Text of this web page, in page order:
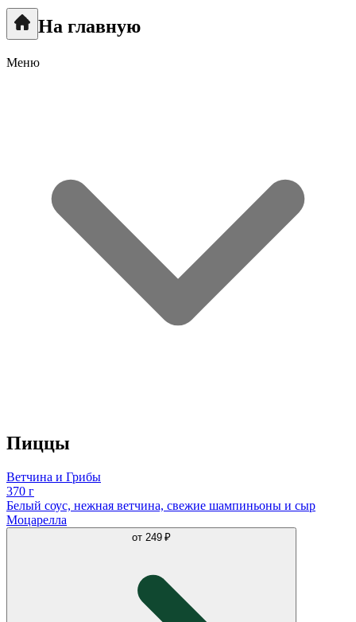
На главную
Меню
Пиццы
Ветчина и Грибы
370 г
Белый соус, нежная ветчина, свежие шампиньоны и сыр
Моцарелла
от 249 ₽